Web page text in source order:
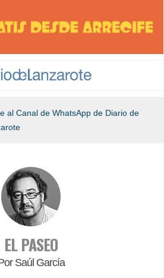
al Canal de WhatsApp de Diario de
EL PASEO
Saúl García